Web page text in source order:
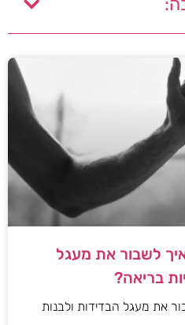
לשבור את מעגל
בריאה?
את מעגל הבדידות ולבנות